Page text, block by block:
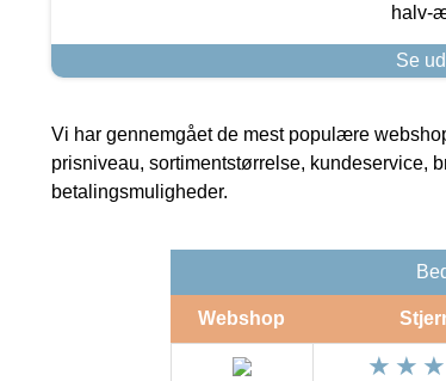
halv-
Se
Vi har gennemgået de mest populære
prisniveau, sortimentstørrelse, kundeservice,
betalingsmuligheder.
Webshop